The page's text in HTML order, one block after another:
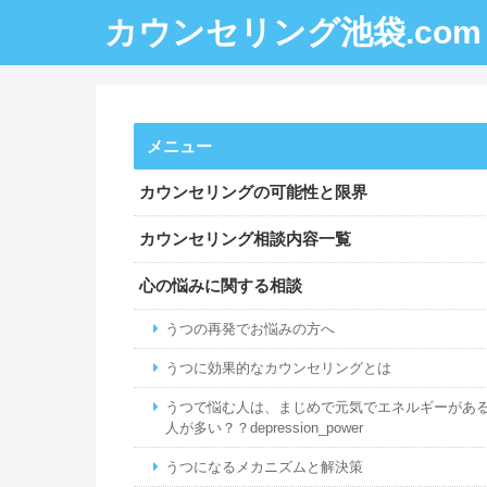
カウンセリング池袋.com
メニュー
カウンセリングの可能性と限界
カウンセリング相談内容一覧
心の悩みに関する相談
うつの再発でお悩みの方へ
うつに効果的なカウンセリングとは
うつで悩む人は、まじめで元気でエネルギーがあ
人が多い？？depression_power
うつになるメカニズムと解決策